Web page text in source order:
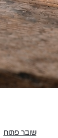
שובר פתוח